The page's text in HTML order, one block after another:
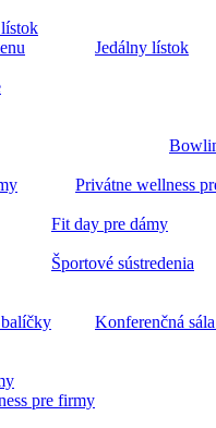
Jedálny lístok
Privátne wellness
Fit day pre dámy
Športové sústredenia
Konferenčná
pre firmy